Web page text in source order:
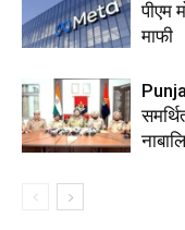
पीएम
माफी